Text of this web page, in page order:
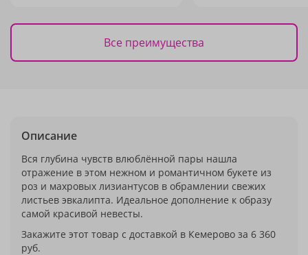
Все преимущества
Описание
Вся глубина чувств влюблённой пары нашла
отражение в этом нежном и романтичном букете из
роз и махровых лизиантусов в обрамлении свежих
листьев эвкалипта. Идеальное дополнение к образу
самой красивой невесты.
Закажите этот товар с доставкой в Кемерово за 6 360
руб.